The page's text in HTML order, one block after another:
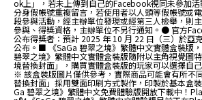
ok上」，若未上傳到自己的Facebook視同未參加
分身假帳號重複留言，若使用者以人頭等假帳號或
段參與活動，經主辦單位發現或經第三人檢舉，則
參與、得獎資格，主辦單位不另行通知。● 官方
公布得獎者：預計 2025 年 10 月 22 日（三）於亞
公布。■ 《SaGa 碧翠之境》繁體中文實體盒裝版
碧翠之境》繁體中文實體盒裝版隨附以主角視覺圖
境替換封面」，購買實體盒裝版的玩家可以選擇自
※ 該盒裝版圖片僅供參考，實際商品可能會有所不
替換封面」採用雙面印刷方式製作，印製於基本盒
Ga 碧翠之境》繁體中文免費體驗版開放下載中！